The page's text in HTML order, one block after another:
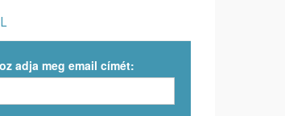
adja meg email címét: